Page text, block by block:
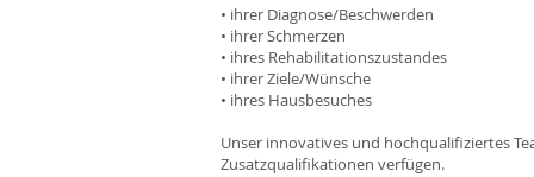
• ihrer Diagnose/Beschwerden
• ihrer Schmerzen
• ihres Rehabilitationszustandes
• ihrer Ziele/Wünsche
• ihres Hausbesuches
Unser innovatives und hochqualifiziertes
Zusatzqualifikationen verfügen.